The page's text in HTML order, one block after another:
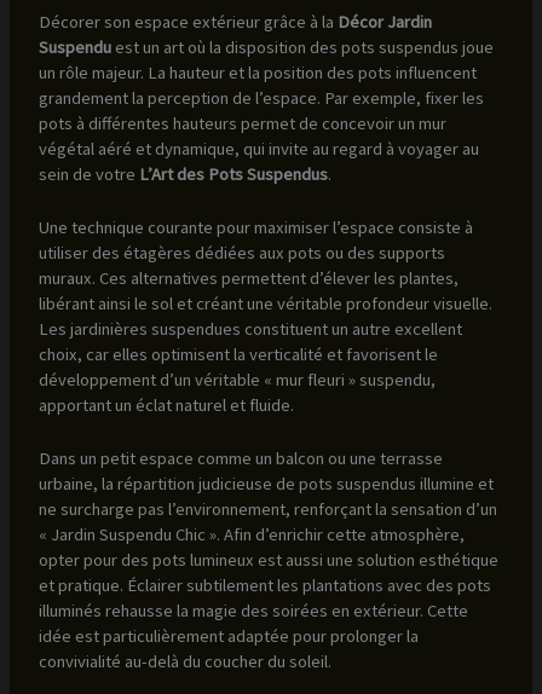
Décorer son espace extérieur grâce à la Décor Jardin
Suspenduest un art où la disposition des pots suspendus joue
un rôle majeur. La hauteur et la position des pots influencent
grandement la perception de l’espace. Par exemple, fixer les
pots à différentes hauteurs permet de concevoir un mur
végétal aéré et dynamique, qui invite au regard à voyager au
sein de votre L’Art des Pots Suspendus.
Une technique courante pour maximiser l’espace consiste à
utiliser des étagères dédiées aux pots ou des supports
muraux. Ces alternatives permettent d’élever les plantes,
libérant ainsi le sol et créant une véritable profondeur visuelle.
Les jardinières suspendues constituent un autre excellent
choix, car elles optimisent la verticalité et favorisent le
développement d’un véritable « mur fleuri » suspendu,
apportant un éclat naturel et fluide.
Dans un petit espace comme un balcon ou une terrasse
urbaine, la répartition judicieuse de pots suspendus illumine et
ne surcharge pas l’environnement, renforçant la sensation d’un
« Jardin Suspendu Chic ». Afin d’enrichir cette atmosphère,
opter pour des pots lumineux est aussi une solution esthétique
et pratique. Éclairer subtilement les plantations avec des pots
illuminés rehausse la magie des soirées en extérieur. Cette
idée est particulièrement adaptée pour prolonger la
convivialité au-delà du coucher du soleil.